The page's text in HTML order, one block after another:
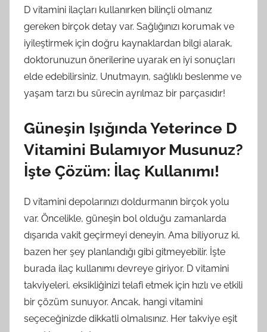
D vitamini ilaçları kullanırken bilinçli olmanız
gereken birçok detay var. Sağlığınızı korumak ve
iyileştirmek için doğru kaynaklardan bilgi alarak,
doktorunuzun önerilerine uyarak en iyi sonuçları
elde edebilirsiniz. Unutmayın, sağlıklı beslenme ve
yaşam tarzı bu sürecin ayrılmaz bir parçasıdır!
Güneşin Işığında Yeterince D
Vitamini Bulamıyor Musunuz?
İşte Çözüm: İlaç Kullanımı!
D vitamini depolarınızı doldurmanın birçok yolu
var. Öncelikle, güneşin bol olduğu zamanlarda
dışarıda vakit geçirmeyi deneyin. Ama biliyoruz ki,
bazen her şey planlandığı gibi gitmeyebilir. İşte
burada ilaç kullanımı devreye giriyor. D vitamini
takviyeleri, eksikliğinizi telafi etmek için hızlı ve etkili
bir çözüm sunuyor. Ancak, hangi vitamini
seçeceğinizde dikkatli olmalısınız. Her takviye eşit